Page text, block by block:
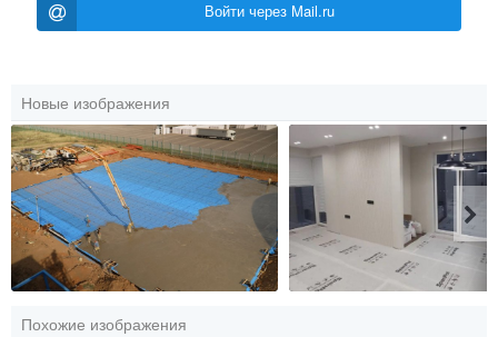
Войти через Mail.ru
Новые изображения
Похожие изображения